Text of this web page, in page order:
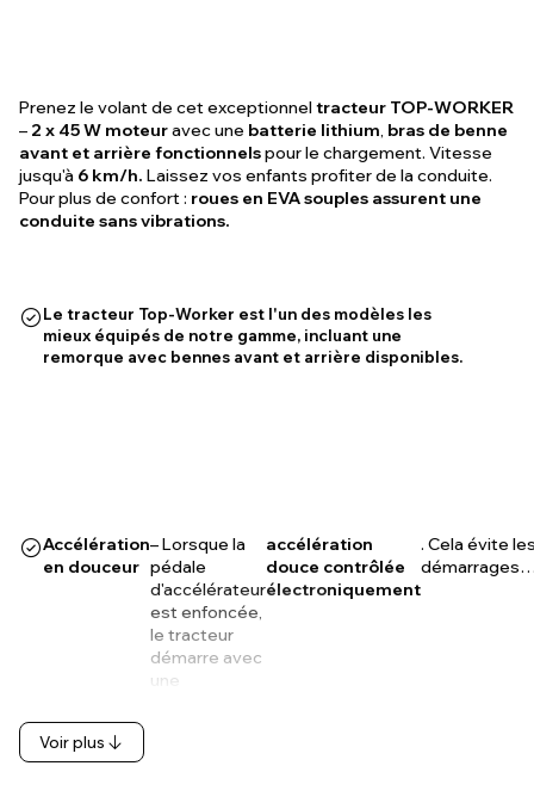
Prenez le volant de cet exceptionneltracteur TOP-WORKER
– 2 x 45 W moteuravec une batterie lithium, bras de benne
avant et arrière fonctionnelspour le chargement. Vitesse
jusqu'à 6 km/h. Laissez vos enfants profiter de la conduite.
Pour plus de confort : roues en EVA souples assurent une
conduite sans vibrations.
Le tracteur Top-Worker est l'un des modèles les
mieux équipés de notre gamme, incluant une
remorque avec bennes avant et arrière disponibles.
Accélération
en douceur
– Lorsque la
pédale
d'accélérateur
est enfoncée,
le tracteur
démarre avec
une
accélération
douce contrôlée
électroniquement
. Cela évite
Voir plus